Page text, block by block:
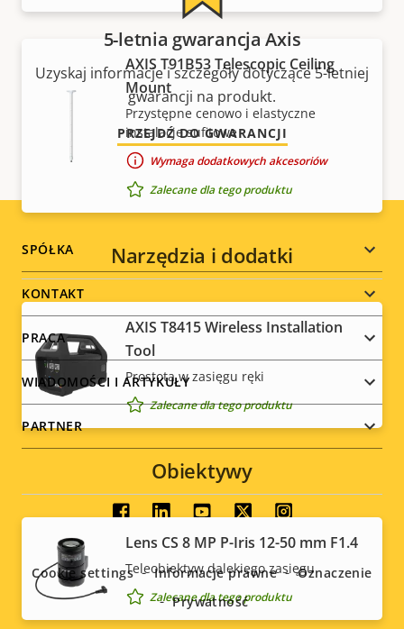
AXIS T91B53 Telescopic Ceiling
Mount
Przystępne cenowo i elastyczne
instalacje sufitowe
Wymaga dodatkowych akcesoriów
Zalecane dla tego produktu
Narzędzia i dodatki
AXIS T8415 Wireless Installation
Tool
Prostota w zasięgu ręki
Zalecane dla tego produktu
Obiektywy
Lens CS 8 MP P-Iris 12-50 mm F1.4
Teleobiektyw dalekiego zasięgu
Zalecane dla tego produktu
5-letnia gwarancja Axis
Uzyskaj informacje i szczegóły dotyczące 5-letniej
gwarancji na produkt.
PRZEJDŹ DO GWARANCJI
Footer
menu
SPÓŁKA
KONTAKT
PRACA
WIADOMOŚCI I ARTYKUŁY
PARTNER
Social
menu
Cookie settings Informacje prawne
Oznaczenie
Prywatność